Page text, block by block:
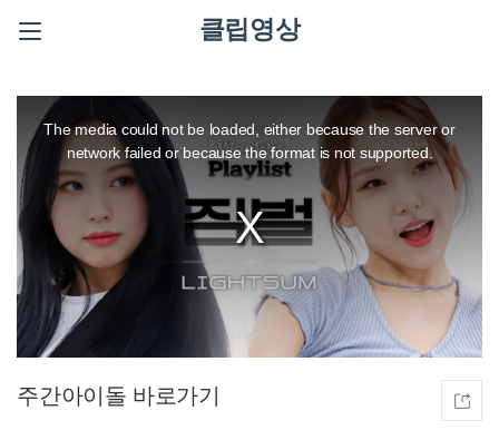
클립영상
modal
window.
The media could not be loaded, either because the server or
network failed or because the format is not supported.
주간아이돌